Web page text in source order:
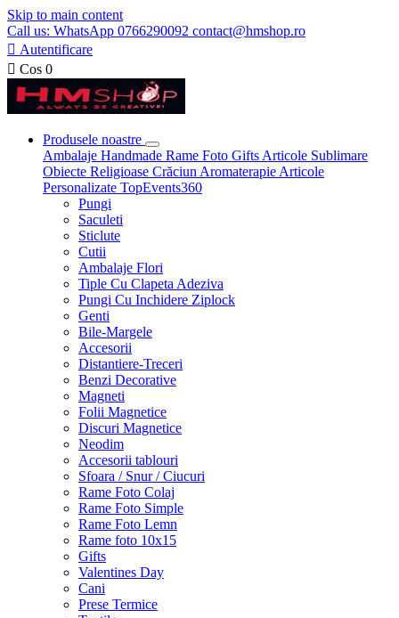
Skip to main content
Call us: WhatsApp 0766290092 contact@hmshop.ro
 Autentificare
 Cos 0
Produsele noastre
Ambalaje Handmade Rame Foto Gifts Articole Sublimare
Obiecte Religioase Crăciun Aromaterapie Articole
Personalizate TopEvents360
Pungi
Saculeti
Sticlute
Cutii
Ambalaje Flori
Tiple Cu Clapeta Adeziva
Pungi Cu Inchidere Ziplock
Genti
Bile-Margele
Accesorii
Distantiere-Treceri
Benzi Decorative
Magneti
Folii Magnetice
Discuri Magnetice
Neodim
Accesorii tablouri
Sfoara / Snur / Ciucuri
Rame Foto Colaj
Rame Foto Simple
Rame Foto Lemn
Rame foto 10x15
Gifts
Valentines Day
Cani
Prese Termice